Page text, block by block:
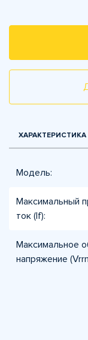
ХАРАКТЕРИСТИКА
Модель:
Максимальный
ток (If):
Максимальное
напряжение